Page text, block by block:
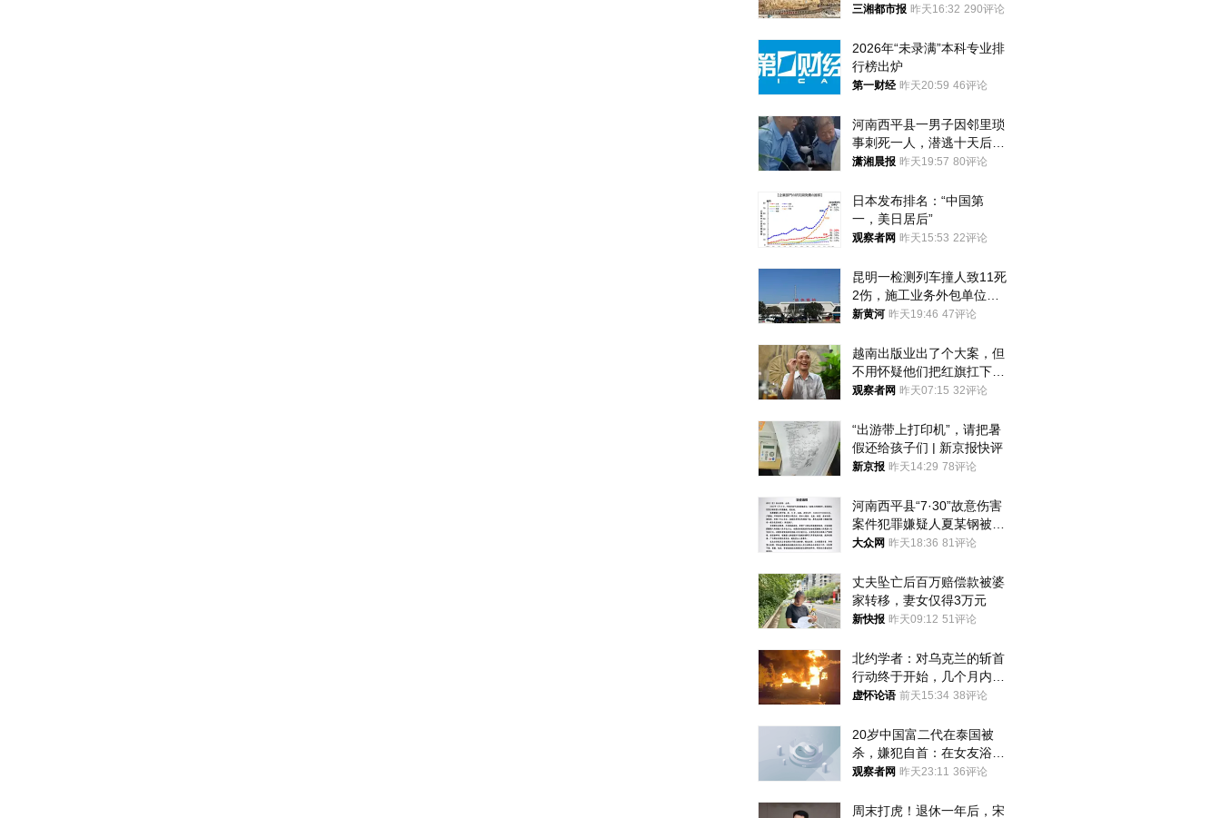
中9岁男孩被巨浪卷入海
三湘都市报 昨天16:32 290评论
2026年“未录满”本科专业排
行榜出炉
第一财经 昨天20:59 46评论
河南西平县一男子因邻里琐
事刺死一人，潜逃十天后在
十多公里外一片玉米地里落
潇湘晨报 昨天19:57 80评论
日本发布排名：“中国第
一，美日居后”
观察者网 昨天15:53 22评论
昆明一检测列车撞人致11死
2伤，施工业务外包单位被
罚1.5万元，国铁昆明局被
新黄河 昨天19:46 47评论
越南出版业出了个大案，但
不用怀疑他们把红旗扛下去
的决心
观察者网 昨天07:15 32评论
“出游带上打印机”，请把暑
假还给孩子们 | 新京报快评
新京报 昨天14:29 78评论
河南西平县“7·30”故意伤害
案件犯罪嫌疑人夏某钢被抓
获
大众网 昨天18:36 81评论
丈夫坠亡后百万赔偿款被婆
家转移，妻女仅得3万元
新快报 昨天09:12 51评论
北约学者：对乌克兰的斩首
行动终于开始，几个月内乌
将投降
虚怀论语 前天15:34 38评论
20岁中国富二代在泰国被
杀，嫌犯自首：在女友浴室
看到他
观察者网 昨天23:11 36评论
周末打虎！退休一年后，宋